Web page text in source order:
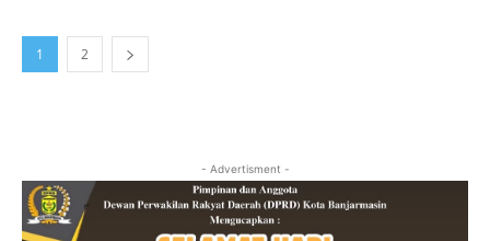
1 2
- Advertisment -